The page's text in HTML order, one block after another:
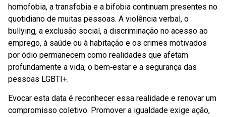
homofobia, a transfobia e a bifobia continuam presentes no
quotidiano de muitas pessoas. A violência verbal, o
bullying, a exclusão social, a discriminação no acesso ao
emprego, à saúde ou à habitação e os crimes motivados
por ódio permanecem como realidades que afetam
profundamente a vida, o bem‑estar e a segurança das
pessoas LGBTI+.
Evocar esta data é reconhecer essa realidade e renovar um
compromisso coletivo. Promover a igualdade exige ação,